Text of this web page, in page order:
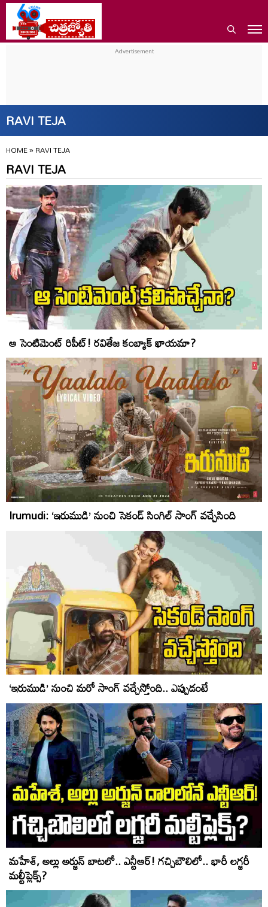
RAVI TEJA
HOME»RAVI TEJA
RAVI TEJA
ఆ సెంటిమెంట్ రిపీట్! రవితేజ కంబ్యాక్ ఖాయమా?
Irumudi: ‘ఇరుముడి’ నుంచి సెకండ్ సింగిల్ సాంగ్ వచ్చేసింది
‘ఇరుముడి’ నుంచి మరో సాంగ్ వచ్చేస్తోంది.. ఎప్పుడంటే
మహేశ్, అల్లు అర్జున్ బాట‌లో.. ఎన్టీఆర్! గచ్చిబౌలిలో.. భారీ లగ్జరీ
మల్టీప్లెక్స్?